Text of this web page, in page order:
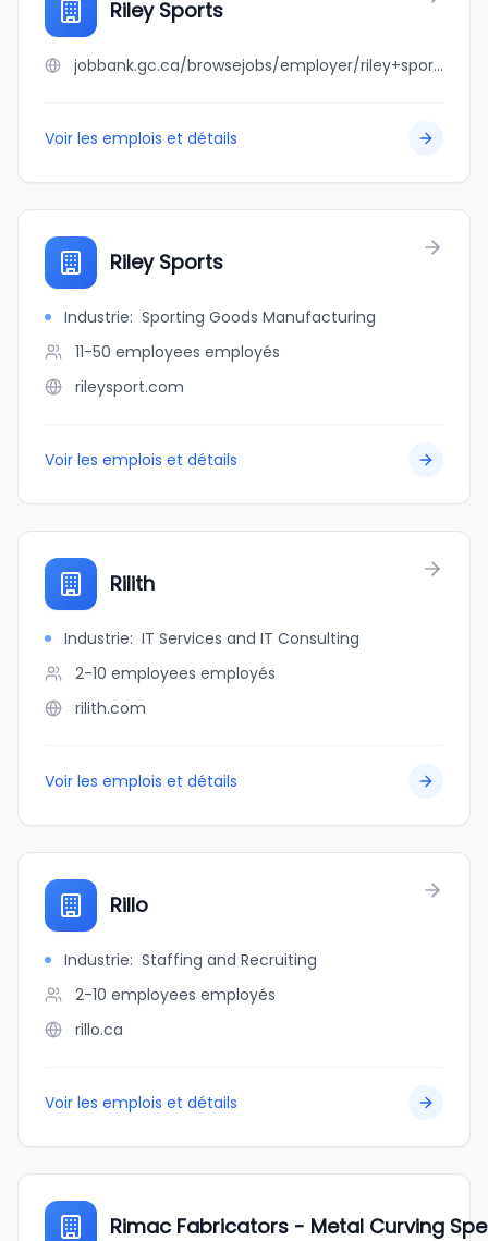
Riley Sports
jobbank.gc.ca/browsejobs/employer/riley+sports/ca
Voir les emplois et détails
Riley Sports
Industrie: Sporting Goods Manufacturing
11-50 employees employés
rileysport.com
Voir les emplois et détails
Rilith
Industrie: IT Services and IT Consulting
2-10 employees employés
rilith.com
Voir les emplois et détails
Rillo
Industrie: Staffing and Recruiting
2-10 employees employés
rillo.ca
Voir les emplois et détails
Rimac Fabricators - Metal Curving